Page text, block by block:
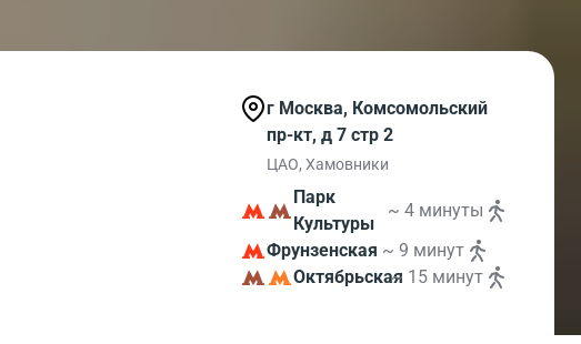
г Москва, Комсомольский
пр-кт, д 7 стр 2
ЦАО, Хамовники
Парк
Культуры
~ 4 минуты
Фрунзенская ~ 9 минут
Октябрьская~ 15 минут